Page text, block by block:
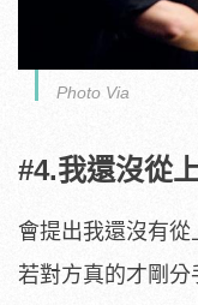
Photo Via
#4.我還沒從
會提出我還沒有從
若對方真的才剛